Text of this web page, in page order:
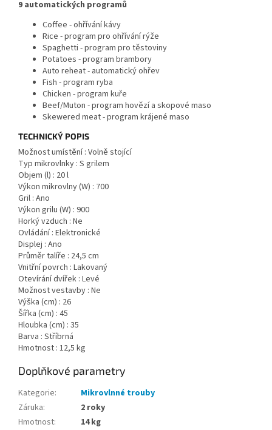
9 automatických programů
Coffee - ohřívání kávy
Rice - program pro ohřívání rýže
Spaghetti - program pro těstoviny
Potatoes - program brambory
Auto reheat - automatický ohřev
Fish - program ryba
Chicken - program kuře
Beef/Muton - program hovězí a skopové maso
Skewered meat - program krájené maso
TECHNICKÝ POPIS
Možnost umístění : Volně stojící
Typ mikrovlnky : S grilem
Objem (l) : 20 l
Výkon mikrovlny (W) : 700
Gril : Ano
Výkon grilu (W) : 900
Horký vzduch : Ne
Ovládání : Elektronické
Displej : Ano
Průměr talíře : 24,5 cm
Vnitřní povrch : Lakovaný
Otevírání dvířek : Levé
Možnost vestavby : Ne
Výška (cm) : 26
Šířka (cm) : 45
Hloubka (cm) : 35
Barva : Stříbrná
Hmotnost : 12,5 kg
Doplňkové parametry
Kategorie:
Mikrovlnné trouby
Záruka:
2 roky
Hmotnost:
14 kg